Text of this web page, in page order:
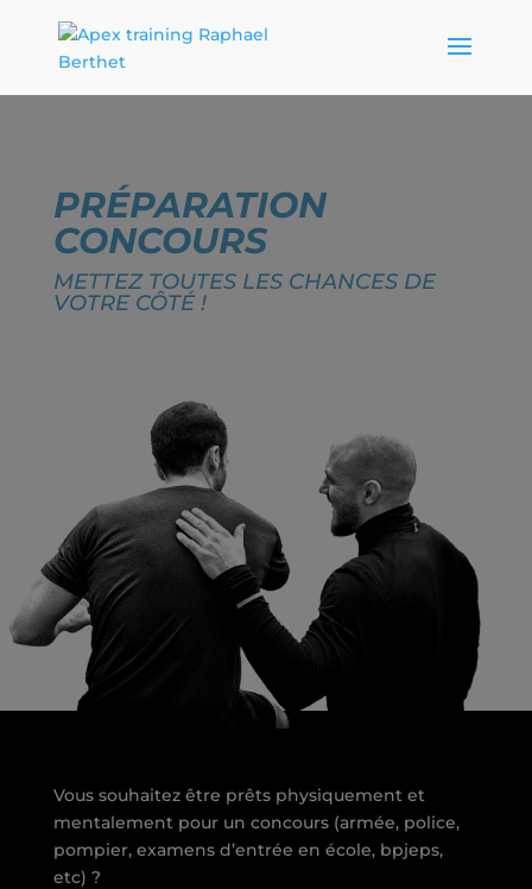
PRÉPARATION
CONCOURS
METTEZ TOUTES LES CHANCES DE
VOTRE CÔTÉ !
Vous souhaitez être prêts physiquement et
mentalement pour un concours (armée, police,
pompier, examens d’entrée en école, bpjeps,
etc) ?